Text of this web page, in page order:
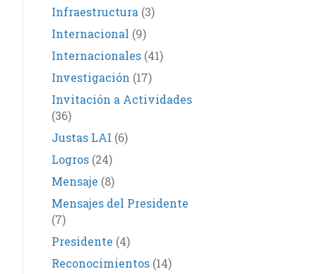
Infraestructura (3)
Internacional (9)
Internacionales(41)
Investigación (17)
Invitación a Actividades
(36)
Justas LAI (6)
Logros(24)
Mensaje (8)
Mensajes del Presidente
(7)
Presidente (4)
Reconocimientos(14)